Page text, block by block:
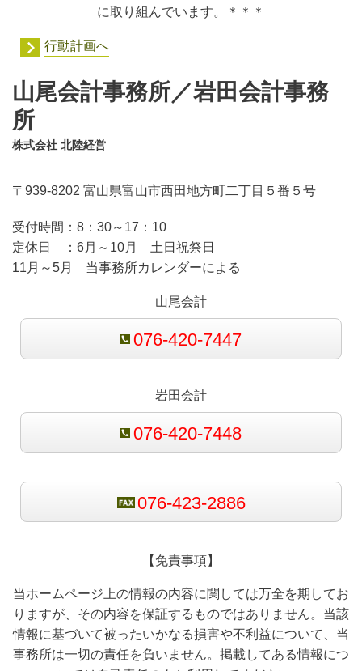
に取り組んでいます。＊＊＊
行動計画へ
山尾会計事務所／岩田会計事務
所
株式会社 北陸経営
〒939-8202 富山県富山市西田地方町二丁目５番５号
受付時間： 8：30～17：10
定休日 ： 6月～10月 土日祝祭日
11月～5月 当事務所カレンダーによる
山尾会計
076-420-7447
岩田会計
076-420-7448
076-423-2886
【免責事項】
当ホームページ上の情報の内容に関しては万全を期してお
りますが、その内容を保証するものではありません。当該
情報に基づいて被ったいかなる損害や不利益について、当
事務所は一切の責任を負いません。掲載してある情報につ